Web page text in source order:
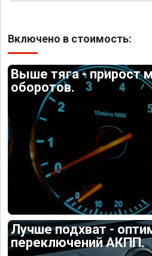
Включено в стоимость:
Выше тяга - прирост
оборотов.
Лучше подхват -
переключений АКПП.